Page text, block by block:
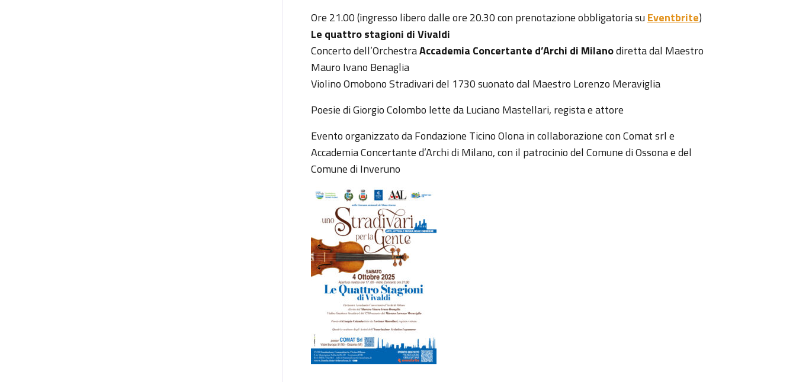
Ore 21.00 (ingresso libero dalle ore 20.30 con prenotazione obbligatoria su Eventbrite)
Le quattro stagioni di Vivaldi
Concerto dell’OrchestraAccademia Concertante d’Archi di Milanodiretta dal Maestro
Mauro Ivano Benaglia
Violino Omobono Stradivari del 1730 suonato dal Maestro Lorenzo Meraviglia
Poesie di Giorgio Colombo lette da Luciano Mastellari, regista e attore
Evento organizzato da Fondazione Ticino Olona in collaborazione con Comat srl e
Accademia Concertante d’Archi di Milano, con il patrocinio del Comune di Ossona e del
Comune di Inveruno